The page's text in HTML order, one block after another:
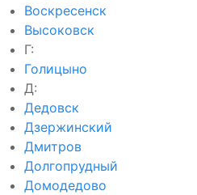
Воскресенск
Высоковск
Г:
Голицыно
Д:
Дедовск
Дзержинский
Дмитров
Долгопрудный
Домодедово